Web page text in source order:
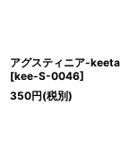
アグスティニア-keeta
[kee-S-0046]
350円(税別)